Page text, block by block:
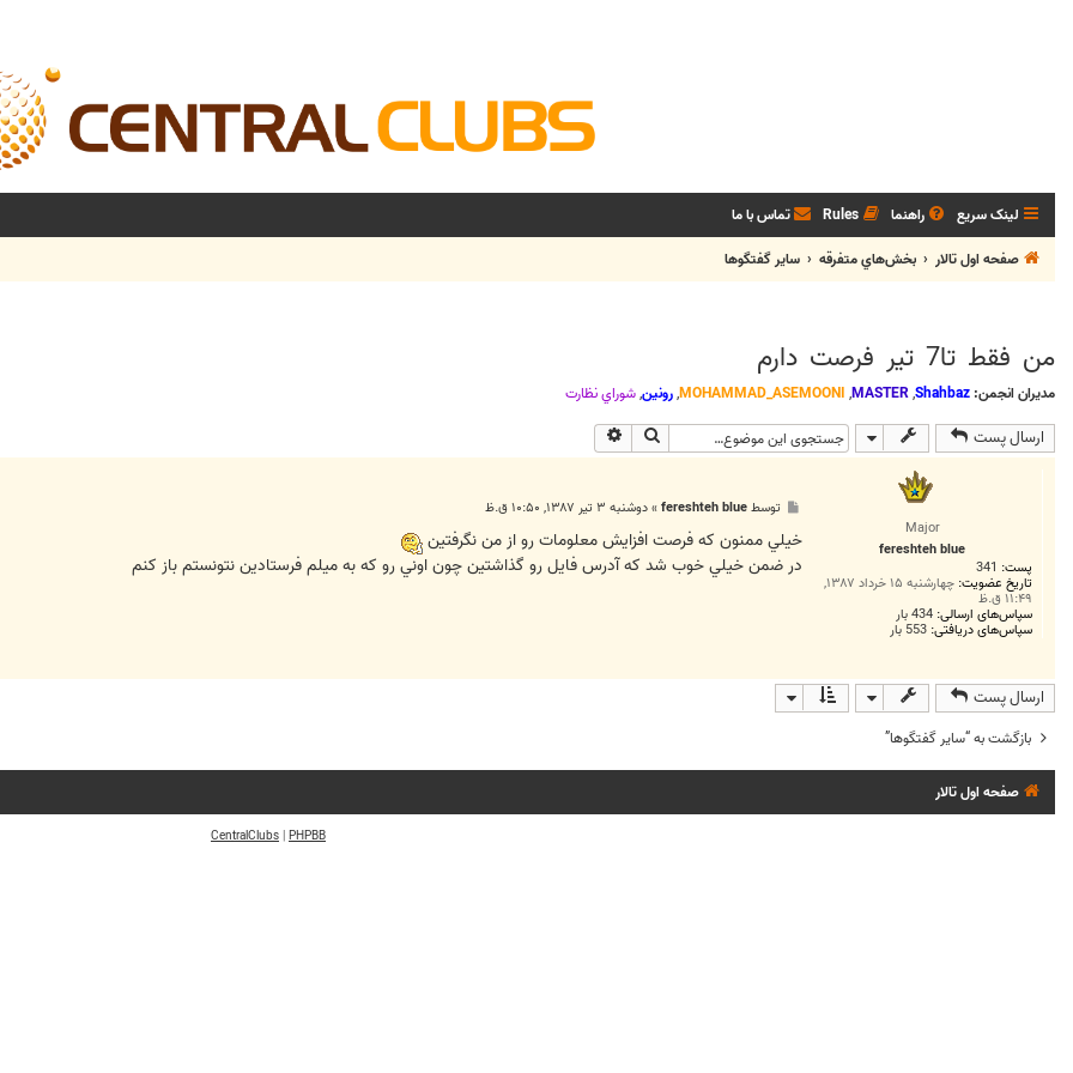
لینک سریع راهنما Rules تماس با ما
صفحه اول تالار
بخش‌‌هاي متفرقه ساير گفتگوها
من فقط تا7 تير فرصت دارم
مدیران انجمن: Shahbaz
,
MASTER
,
MOHAMMAD_ASEMOONI
,رونین,شوراي نظارت
ارسال پست جستجو
Major
fereshteh blue
پست: 341
تاریخ عضویت: چهارشنبه ۱۵ خرداد ۱۳۸۷,
۱۱:۴۹ ق.ظ
سپاس‌های ارسالی: 434 بار
سپاس‌های دریافتی: 553 بار
ت
توسطfereshteh blue
»دوشنبه ۳ تیر ۱۳۸۷, ۱۰:۵۰ ق.ظ
خيلي ممنون که فرصت افزايش معلومات رو از من نگرفتين
در ضمن خيلي خوب شد که آدرس فايل رو گذاشتين چون اوني رو که به ميلم فرستادين نتونستم باز کنم
ارسال پست
بازگشت به “ساير گفتگوها”
صفحه اول تالار
PHPBB
|
CentralClubs